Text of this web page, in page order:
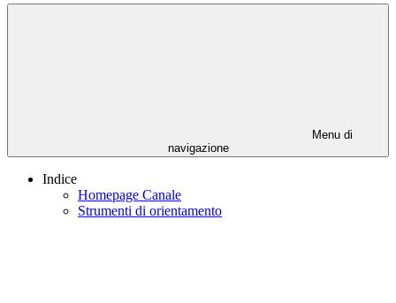
Menu di
navigazione
Indice
Homepage Canale
Strumenti di orientamento